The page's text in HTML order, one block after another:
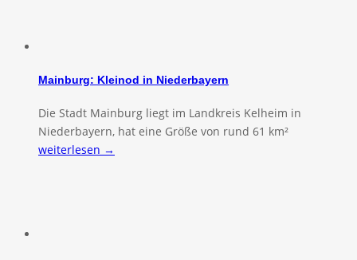
Mainburg: Kleinod in Niederbayern
Die Stadt Mainburg liegt im Landkreis Kelheim in
Niederbayern, hat eine Größe von rund 61 km²
weiterlesen →